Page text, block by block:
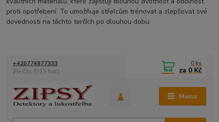
proti opotřebení. To umožňuje střelcům trénovat a zlepšovat své
dovednosti na těchto terčích po dlouhou dobu.
Menu
+420774877333
(Po-Čtv, 8-15 hod.)
0 ks
za 0 Kč